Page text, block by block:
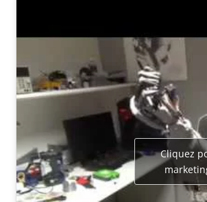
Cliquez